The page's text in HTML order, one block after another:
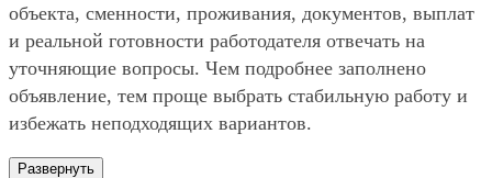
объекта, сменности, проживания, документов, выплат
и реальной готовности работодателя отвечать на
уточняющие вопросы. Чем подробнее заполнено
объявление, тем проще выбрать стабильную работу и
избежать неподходящих вариантов.
Развернуть